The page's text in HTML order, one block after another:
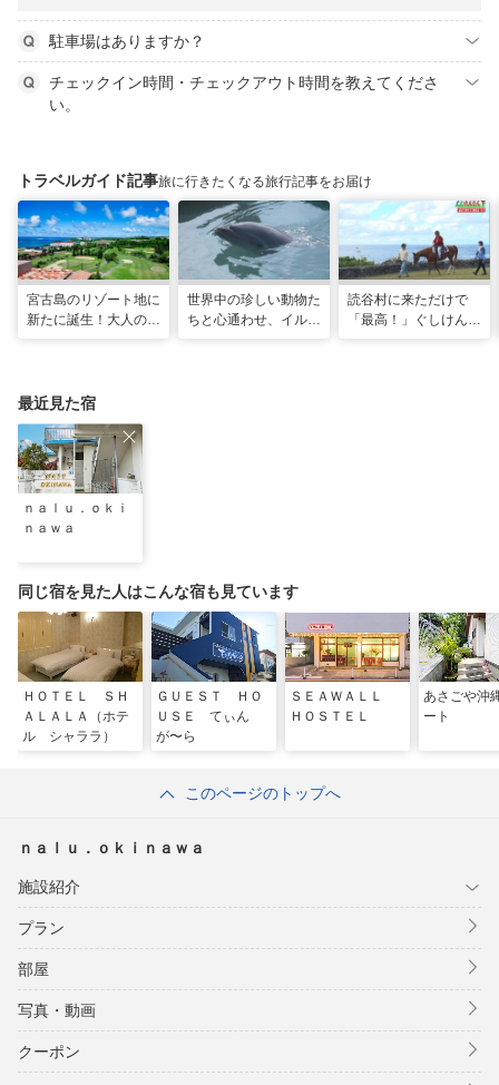
駐車場はありますか？
チェックイン時間・チェックアウト時間を教えてくださ
い。
トラベルガイド記事旅に行きたくなる旅行記事をお届け
宮古島のリゾート地に
新たに誕生！大人の特
世界中の珍しい動物た
ちと心通わせ、イルカ
読谷村に来ただけで
「最高！」ぐしけんさ
最近見た宿
ｎａｌｕ．ｏｋｉ
ｎａｗａ
同じ宿を見た人はこんな宿も見ています
ＨＯＴＥＬ ＳＨ
ＡＬＡＬＡ（ホテ
ル シャララ）
ＧＵＥＳＴ ＨＯ
ＵＳＥ てぃん
が〜ら
ＳＥＡＷＡＬＬ
ＨＯＳＴＥＬ
あさごや沖
ート
このページのトップへ
ｎａｌｕ．ｏｋｉｎａｗａ
施設紹介
プラン
部屋
写真・動画
クーポン